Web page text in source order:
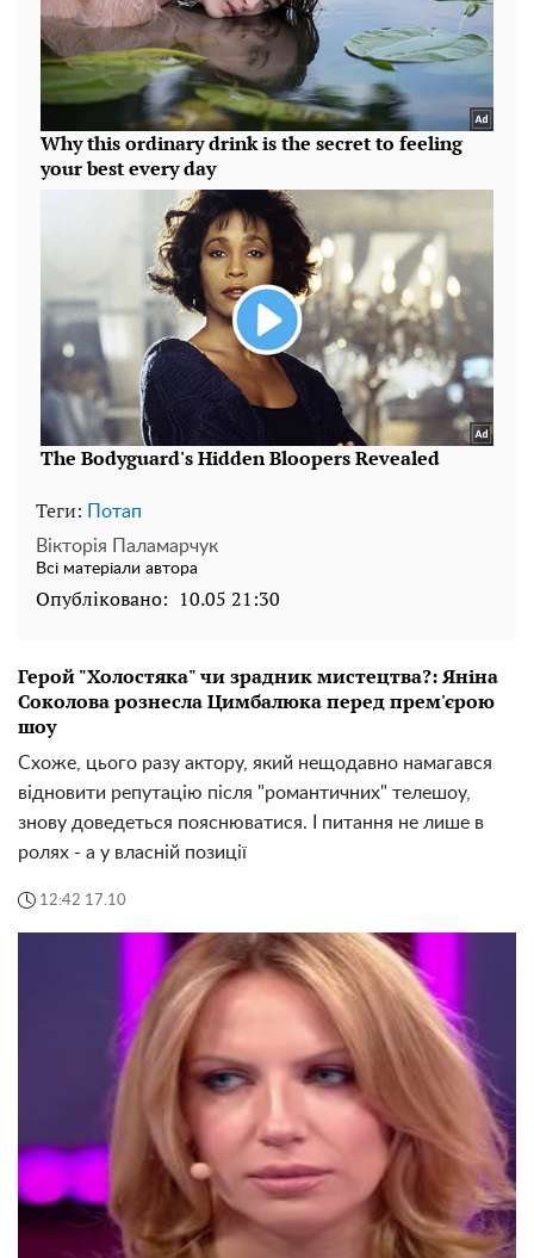
Теги:
Потап
Вікторія Паламарчук
Всі матеріали автора
Опубліковано: 10.05 21:30
Герой "Холостяка" чи зрадник мистецтва?: Яніна
Соколова рознесла Цимбалюка перед прем'єрою
шоу
Схоже, цього разу актору, який нещодавно намагався
відновити репутацію після "романтичних" телешоу,
знову доведеться пояснюватися. І питання не лише в
ролях - а у власній позиції
12:42 17.10